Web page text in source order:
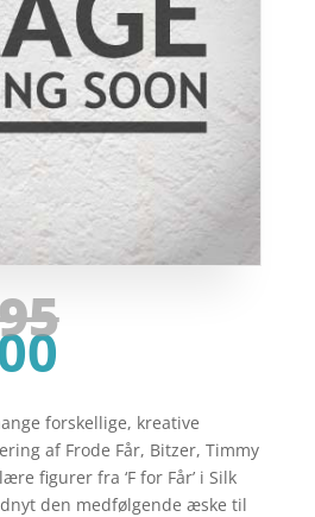
Den
var:
kr.
Den
pris
er:
kr.
forskellige, kreative
af Frode Får, Bitzer, Timmy
figurer fra ‘F for Får’ i Silk
den medfølgende æske til